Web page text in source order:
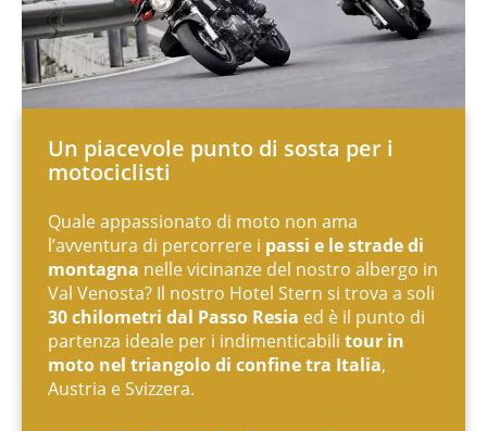
Un piacevole punto di sosta per i
motociclisti
Quale appassionato di moto non ama
l’avventura di percorrere i passi e le strade di
montagna nelle vicinanze del nostro albergo in
Val Venosta? Il nostro Hotel Stern si trova a soli
30 chilometri dal Passo Resia ed è il punto di
partenza ideale per i indimenticabili tour in
moto nel triangolo di confine tra Italia,
Austria e Svizzera.